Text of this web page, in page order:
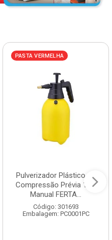
PASTA VERMELHA
Pulverizador Plástico de
Compressão Prévia 1,5L
Manual FERTA...
Código: 301693
Embalagem: PC0001PC